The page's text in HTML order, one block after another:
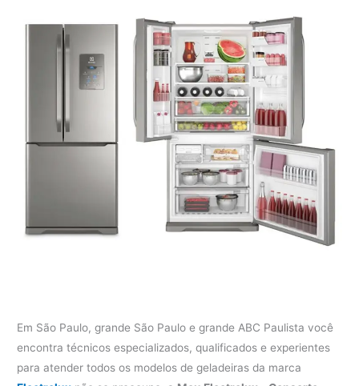
Em São Paulo, grande São Paulo e grande ABC Paulista você
encontra técnicos especializados, qualificados e experientes
para atender todos os modelos de geladeiras da marca